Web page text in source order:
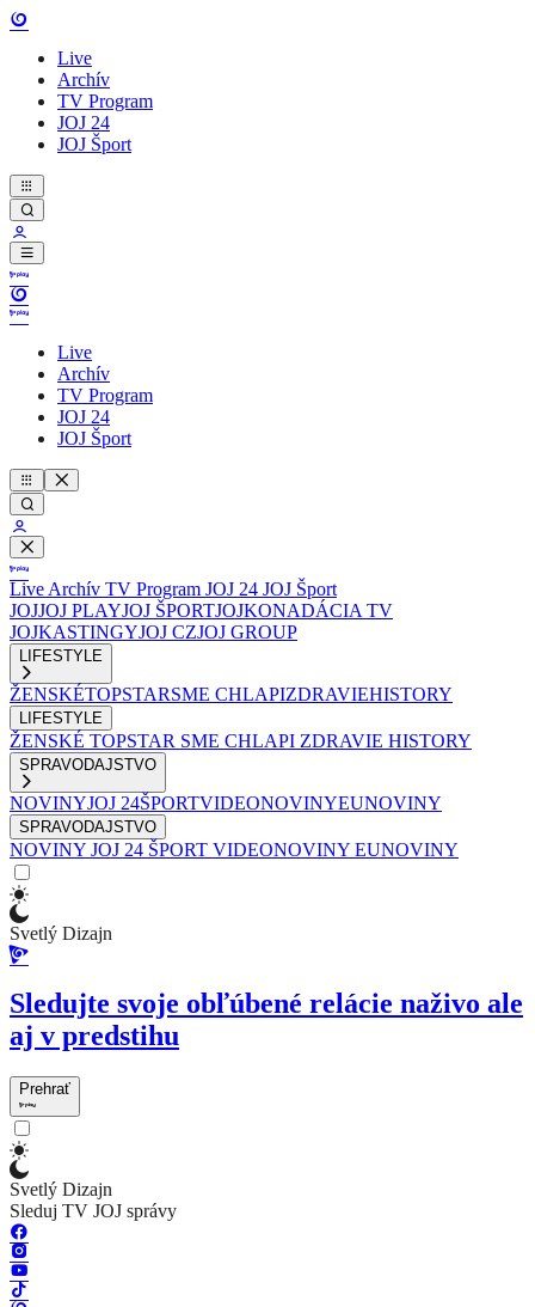
Live
Archív
TV Program
JOJ 24
JOJ Šport
Live
Archív
TV Program
JOJ 24
JOJ Šport
Live Archív TV Program JOJ 24 JOJ Šport
JOJJOJ PLAYJOJ ŠPORTJOJKONADÁCIA TV
JOJKASTINGYJOJ CZJOJ GROUP
LIFESTYLE
ŽENSKÉTOPSTARSME CHLAPIZDRAVIEHISTORY
LIFESTYLE
ŽENSKÉ TOPSTAR SME CHLAPI ZDRAVIE HISTORY
SPRAVODAJSTVO
NOVINYJOJ 24ŠPORTVIDEONOVINYEUNOVINY
SPRAVODAJSTVO
NOVINY JOJ 24 ŠPORT VIDEONOVINY EUNOVINY
Svetlý Dizajn
Sledujte svoje obľúbené relácie naživo ale
aj v predstihu
Prehrať
Svetlý Dizajn
Sleduj TV JOJ správy